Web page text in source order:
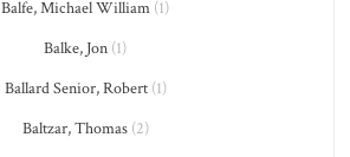
Balfe, Michael William (1)
Balke, Jon (1)
Ballard Senior, Robert(1)
Baltzar, Thomas(2)